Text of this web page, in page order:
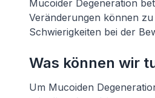
Mucoider Degeneration
Veränderungen können
Schwierigkeiten bei der
Was können wir
Um Mucoiden